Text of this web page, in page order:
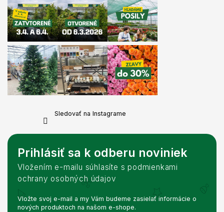
Sledovať na Instagrame
Prihlásiť sa k odberu noviniek
Vložením e-mailu súhlasíte s podmienkami
ochrany osobných údajov
Vložte svoj e-mail a my Vám budeme zasielať informácie o
nových produktoch na našom e-shope.